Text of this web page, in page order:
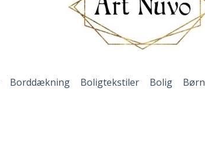
Borddækning Boligtekstiler Bolig Børn